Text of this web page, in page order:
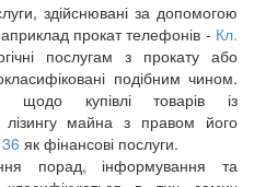
здійснювані за допомогою
прокат телефонів - Кл.
послугам з прокату або
подібним чином.
щодо купівлі товарів із
майна з правом його
як фінансові послуги.
порад, інформування та